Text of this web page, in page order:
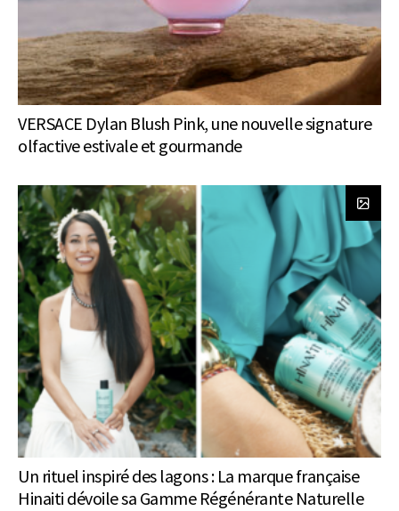
VERSACE Dylan Blush Pink, une nouvelle signature
olfactive estivale et gourmande
Un rituel inspiré des lagons : La marque française
Hinaiti dévoile sa Gamme Régénérante Naturelle